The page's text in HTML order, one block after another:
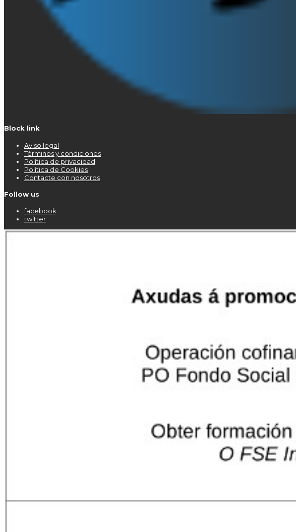
Block link
Aviso legal
Términos y condiciones
Política de privacidad
Política de Cookies
Contacte con nosotros
Follow us
facebook
twitter